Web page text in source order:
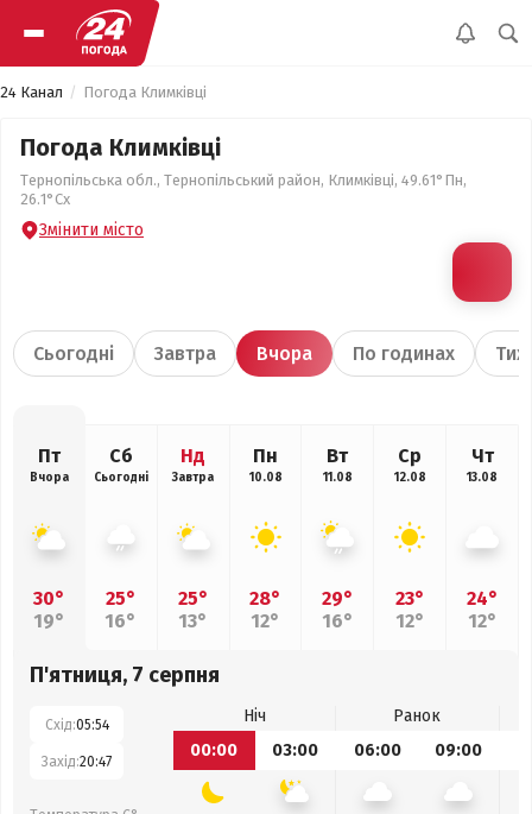
24 Канал Погода Климківці
Погода Климківці
Тернопільська обл., Тернопільський район, Климківці, 49.61°Пн,
26.1°Сх
Змінити місто
Сьогодні Завтра Вчора По годинах
Пт
Вчора
30°
19°
Сб
Сьогодні
25°
16°
Нд
Завтра
25°
13°
Пн
10.08
28°
12°
Вт
11.08
29°
16°
Ср
12.08
23°
12°
Чт
13.08
24°
12°
П'ятниця, 7 серпня
Схід:05:54
Захід:20:47
Ніч
Ранок
00:00
03:00 06:00 09:00